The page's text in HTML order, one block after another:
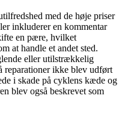
med de høje priser
inkluderer en kommentar
en pære, hvilket
at handle et andet sted.
eller utilstrækkelig
reparationer ikke blev udført
i skade på cyklens kæde og
blev også beskrevet som